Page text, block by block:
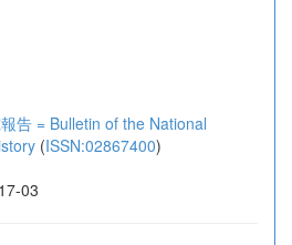
告 = Bulletin of the National
(ISSN:02867400)
03